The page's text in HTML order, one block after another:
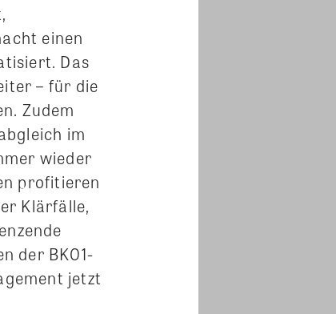
einen
Das
– für die
Zudem
im
wieder
profitieren
Klärfälle,
der BK01-
jetzt